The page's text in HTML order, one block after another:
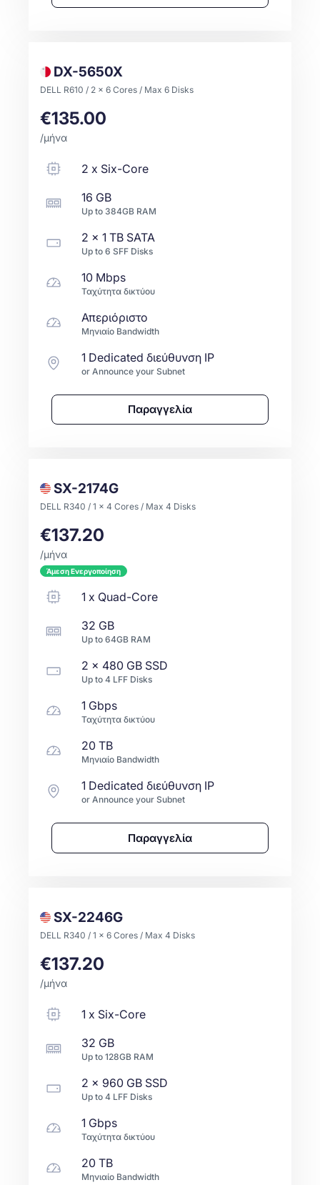
DX-5650X
DELL R610 / 2 x 6 Cores / Max 6 Disks
€135.00
/μήνα
2 x Six-Core
16 GB
Up to 384GB RAM
2 x1 TB SATA
Up to6 SFF Disks
10 Mbps
Ταχύτητα δικτύου
Απεριόριστο
Μηνιαίο Bandwidth
1 Dedicated διεύθυνση IP
or Announce your Subnet
Παραγγελία
SX-2174G
DELL R340 / 1 x 4 Cores / Max 4 Disks
€137.20
/μήνα
Άμεση Ενεργοποίηση
1 x Quad-Core
32 GB
Up to 64GB RAM
2 x 480 GB SSD
Up to4 LFF Disks
1 Gbps
Ταχύτητα δικτύου
20 TB
Μηνιαίο Bandwidth
1 Dedicated διεύθυνση IP
or Announce your Subnet
Παραγγελία
SX-2246G
DELL R340 / 1 x 6 Cores / Max 4 Disks
€137.20
/μήνα
1 x Six-Core
32 GB
Up to 128GB RAM
2 x 960 GB SSD
Up to4 LFF Disks
1 Gbps
Ταχύτητα δικτύου
20 TB
Μηνιαίο Bandwidth